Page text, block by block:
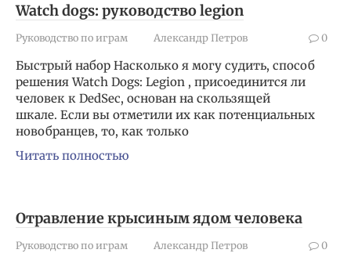
Watch dogs: руководство legion
Руководство по играм Александр Петров 0
Быстрый набор Насколько я могу судить, способ
решения Watch Dogs: Legion , присоединится ли
человек к DedSec, основан на скользящей
шкале. Если вы отметили их как потенциальных
новобранцев, то, как только
Читать полностью
Отравление крысиным ядом человека
Руководство по играм Александр Петров 0